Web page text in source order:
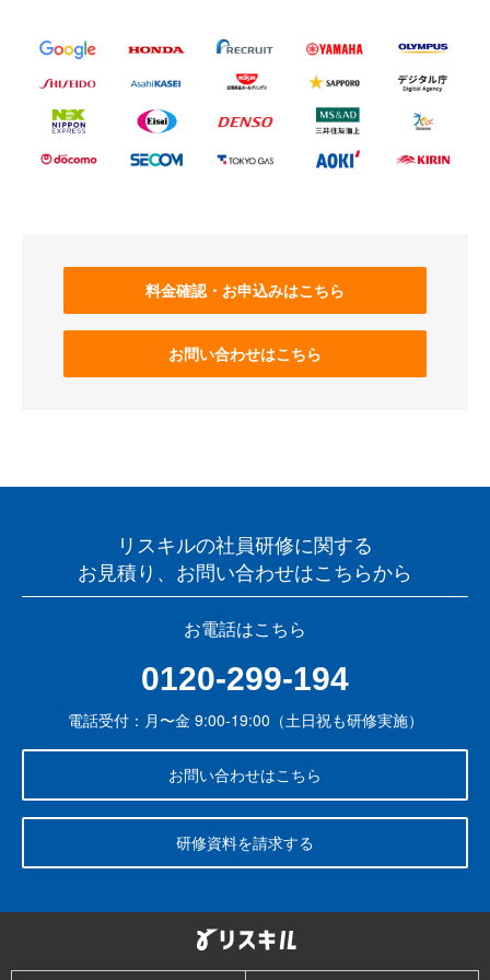
料金確認・お申込みはこちら
お問い合わせはこちら
リスキルの社員研修に関する
お見積り、お問い合わせはこちらから
お電話はこちら
0120-299-194
電話受付：月〜金 9:00-19:00（土日祝も研修実施）
お問い合わせはこちら
研修資料を請求する